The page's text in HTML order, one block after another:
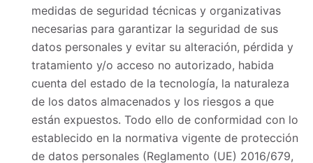
medidas de seguridad técnicas y organizativas
necesarias para garantizar la seguridad de sus
datos personales y evitar su alteración, pérdida y
tratamiento y/o acceso no autorizado, habida
cuenta del estado de la tecnología, la naturaleza
de los datos almacenados y los riesgos a que
están expuestos. Todo ello de conformidad con lo
establecido en la normativa vigente de protección
de datos personales (Reglamento (UE) 2016/679,